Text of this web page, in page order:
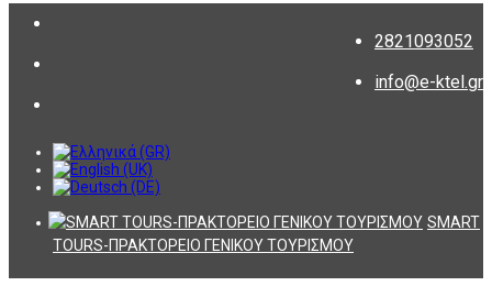
2821093052
info@e-ktel.gr
SMART
TOURS-ΠΡΑΚΤΟΡΕΙΟ ΓΕΝΙΚΟΥ ΤΟΥΡΙΣΜΟΥ